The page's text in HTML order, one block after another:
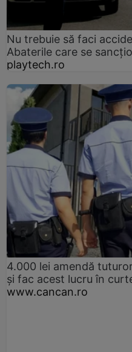
Nu trebuie să faci
Abaterile care se
playtech.ro
4.000 lei amendă
și fac acest lucru în
www.cancan.ro